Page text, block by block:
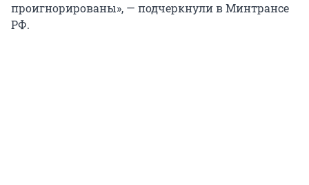
проигнорированы», — подчеркнули в Минтрансе
РФ.